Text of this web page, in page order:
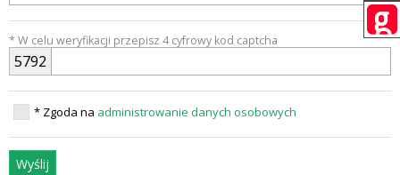
* W celu weryfikacji przepisz 4 cyfrowy kod captcha
5792
* Zgoda na administrowanie danych osobowych
Wyślij